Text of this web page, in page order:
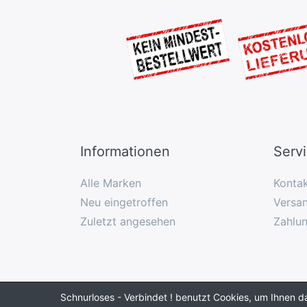
Informationen
Alle Marken
Neu eingetroffen
Zuletzt angesehen
Schnurloses - Verbindet ! benutzt Cookies, um Ihnen